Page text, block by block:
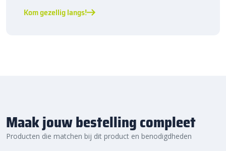
Kom gezellig langs!
Maak jouw bestelling compleet
Producten die matchen bij dit product en benodigdheden